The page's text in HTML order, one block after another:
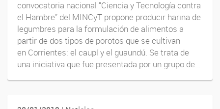
convocatoria nacional “Ciencia y Tecnología contra
el Hambre” del MINCyT propone producir harina de
legumbres para la formulación de alimentos a
partir de dos tipos de porotos que se cultivan
en Corrientes: el caupí y el guaundú. Se trata de
una iniciativa que fue presentada por un grupo de...